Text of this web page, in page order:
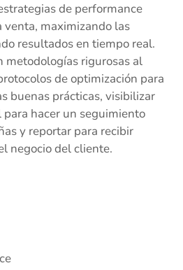
de performance
maximizando las
resultados en tiempo real.
metodologías rigurosas al
de optimización para
buenas prácticas, visibilizar
hacer un seguimiento
y reportar para recibir
negocio del cliente.